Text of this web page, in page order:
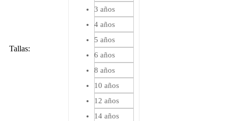
Tallas:
3 años
4 años
5 años
6 años
8 años
10 años
12 años
14 años